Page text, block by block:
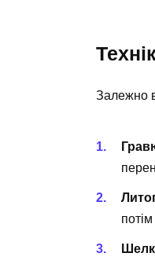
Залежно